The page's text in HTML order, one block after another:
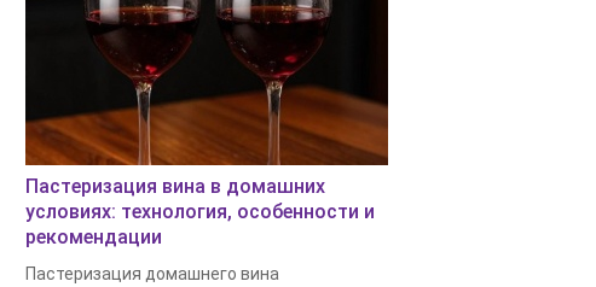
Пастеризация вина в домашних
условиях: технология, особенности и
рекомендации
Пастеризация домашнего вина